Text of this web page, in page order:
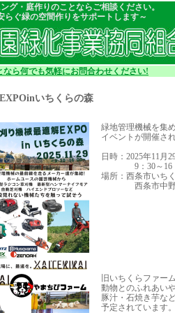
グ・庭作りのことならご相談ください。
らぐ緑の空間作りをサポートします～
なら何でも気軽にお問合わせください!
いちくらの森
緑地管理機械を集
イベントが開催され
日時：2025年11月
9：30～16
場所：西条市いち
西条市中野
旧いちくらファー
動物とのふれあい
豚汁・石焼き芋な
予定されています。